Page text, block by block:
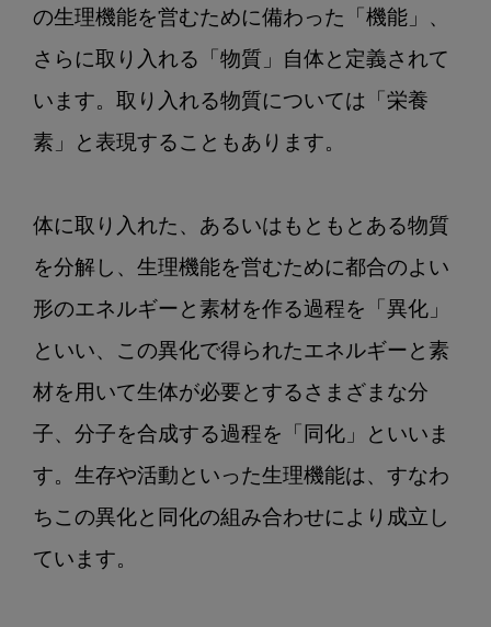
携
た
め
食
栄
養」
第
２
回：
ヒ
ト
と
っ
の
「栄
の生理機能を営むために備わった「機能」、
さらに取り入れる「物質」自体と定義されて
います。取り入れる物質については「栄養
素」と表現することもあります。
体に取り入れた、あるいはもともとある物質
を分解し、生理機能を営むために都合のよい
形のエネルギーと素材を作る過程を「異化」
といい、この異化で得られたエネルギーと素
材を用いて生体が必要とするさまざまな分
子、分子を合成する過程を「同化」といいま
す。生存や活動といった生理機能は、すなわ
ちこの異化と同化の組み合わせにより成立し
ています。